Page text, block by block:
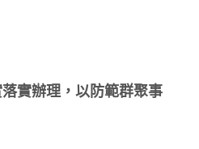
實辦理，以防範群聚事